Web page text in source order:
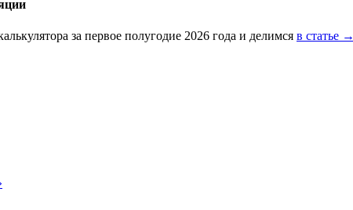
за первое полугодие 2026 года и делимся в статье →